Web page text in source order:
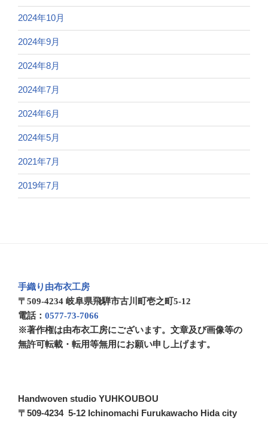
2024年10月
2024年9月
2024年8月
2024年7月
2024年6月
2024年5月
2021年7月
2019年7月
手織り由布衣工房
〒509-4234 岐阜県飛騨市古川町壱之町5-12
電話： 0577-73-7066
※著作権は由布衣工房にございます。文章及び画像等の
無許可転載・転用等無用にお願い申し上げます。
Handwoven studio YUHKOUBOU
〒509-4234 5-12 Ichinomachi Furukawacho Hida city